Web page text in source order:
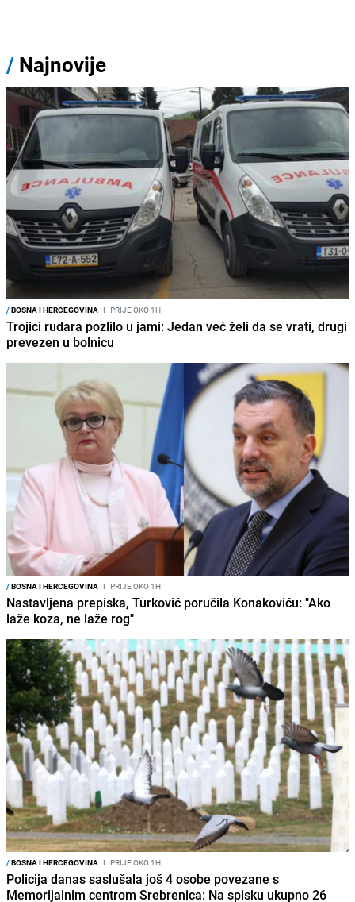
/ Najnovije
/BOSNA I HERCEGOVINA I PRIJE OKO 1H
Trojici rudara pozlilo u jami: Jedan već želi da se vrati, drugi
prevezen u bolnicu
/BOSNA I HERCEGOVINA I PRIJE OKO 1H
Nastavljena prepiska, Turković poručila Konakoviću: "Ako
laže koza, ne laže rog"
/BOSNA I HERCEGOVINA I PRIJE OKO 1H
Policija danas saslušala još 4 osobe povezane s
Memorijalnim centrom Srebrenica: Na spisku ukupno 26